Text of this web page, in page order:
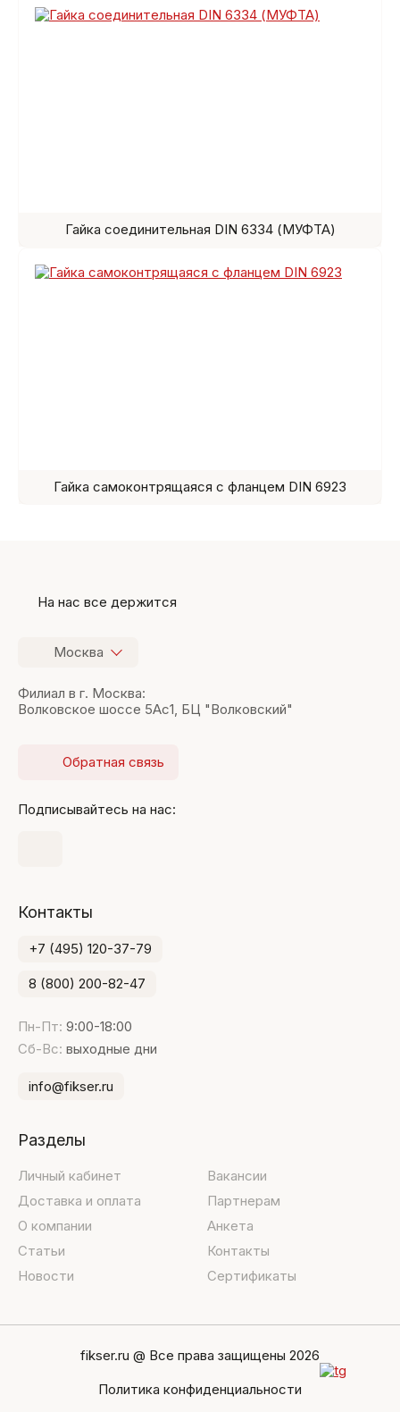
Гайка соединительная DIN 6334 (МУФТА)
Гайка самоконтрящаяся с фланцем DIN 6923
На нас все держится
Москва
Филиал в г. Москва:
Волковское шоссе 5Ас1, БЦ "Волковский"
Обратная связь
Подписывайтесь на нас:
Контакты
+7 (495) 120-37-79
8 (800) 200-82-47
Пн-Пт: 9:00-18:00
Сб-Вс: выходные дни
info@fikser.ru
Разделы
Личный кабинет
Доставка и оплата
О компании
Статьи
Новости
Вакансии
Партнерам
Анкета
Контакты
Сертификаты
fikser.ru @ Все права защищены 2026
Политика конфиденциальности